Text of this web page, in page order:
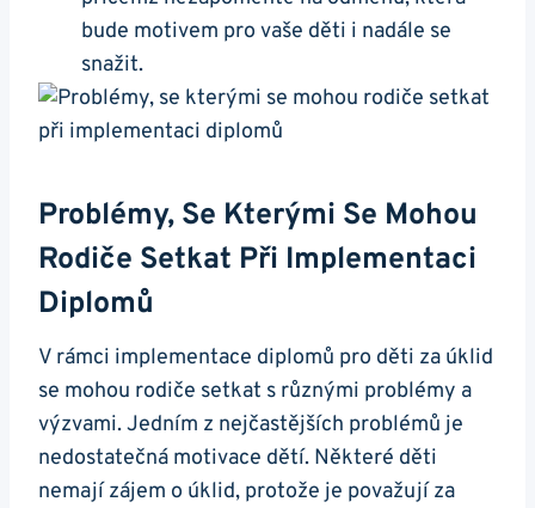
bude motivem pro vaše děti i nadále se
snažit.
Problémy, Se Kterými Se Mohou
Rodiče Setkat Při Implementaci
Diplomů
V rámci implementace diplomů pro děti za úklid
se mohou rodiče setkat s různými problémy a
výzvami. Jedním z nejčastějších problémů je
nedostatečná motivace dětí. Některé děti
nemají zájem o úklid, protože je považují za